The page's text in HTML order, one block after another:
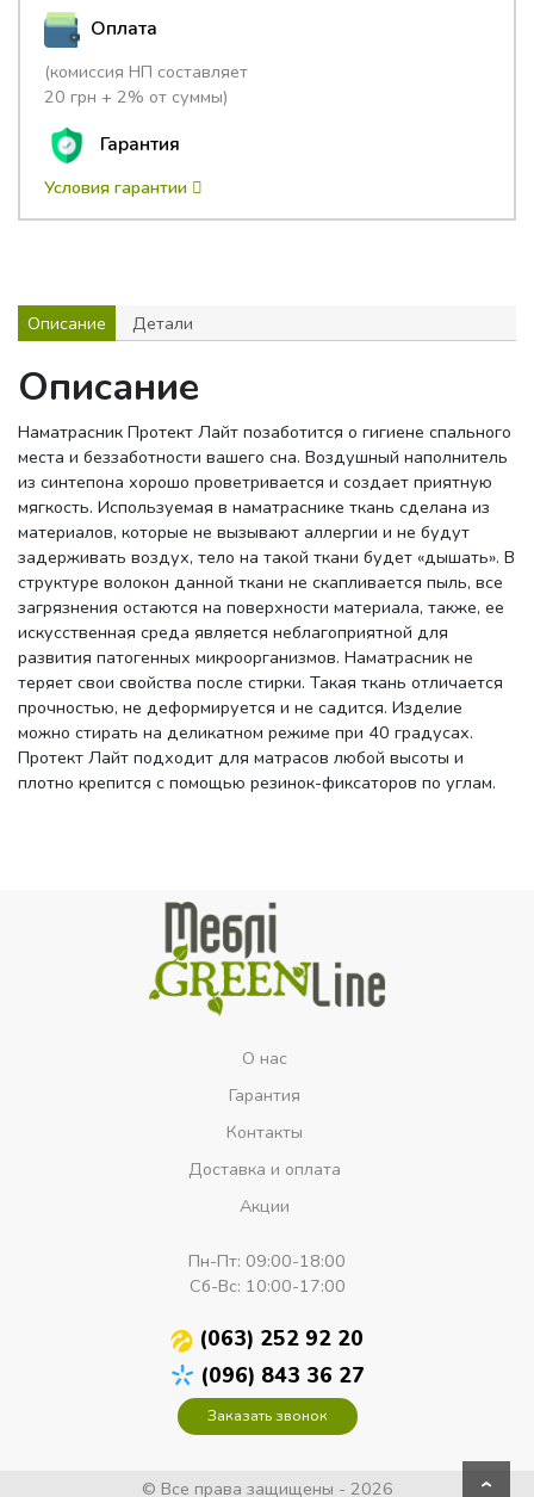
Оплата
(комиссия НП составляет
20 грн + 2% от суммы)
Гарантия
Условия гарантии
Описание Детали
Описание
Наматрасник Протект Лайт позаботится о гигиене спального
места и беззаботности вашего сна. Воздушный наполнитель
из синтепона хорошо проветривается и создает приятную
мягкость. Используемая в наматраснике ткань сделана из
материалов, которые не вызывают аллергии и не будут
задерживать воздух, тело на такой ткани будет «дышать». В
структуре волокон данной ткани не скапливается пыль, все
загрязнения остаются на поверхности материала, также, ее
искусственная среда является неблагоприятной для
развития патогенных микроорганизмов. Наматрасник не
теряет свои свойства после стирки. Такая ткань отличается
прочностью, не деформируется и не садится. Изделие
можно стирать на деликатном режиме при 40 градусах.
Протект Лайт подходит для матрасов любой высоты и
плотно крепится с помощью резинок-фиксаторов по углам.
О нас
Гарантия
Контакты
Доставка и оплата
Акции
Пн-Пт: 09:00-18:00
Сб-Вс: 10:00-17:00
(063) 252 92 20
(096) 843 36 27
Заказать звонок
© Все права защищены - 2026 ›